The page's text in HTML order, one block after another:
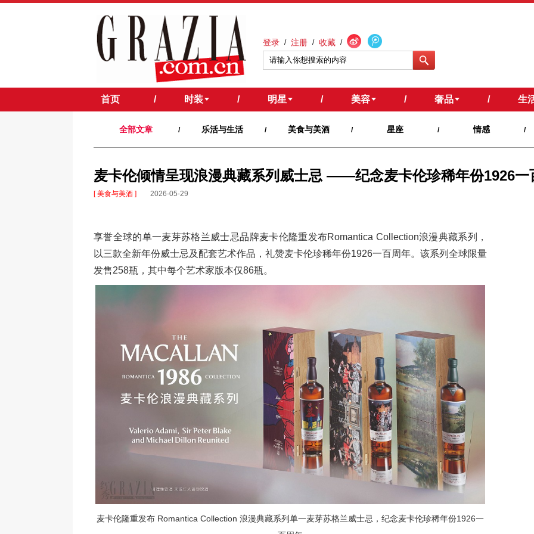
登录 / 注册 / 收藏 /
首页 / 时装 / 明星 / 美容 / 奢品 / 生
全部文章 / 乐活与生活 / 美食与美酒 / 星座 / 情感 /
麦卡伦倾情呈现浪漫典藏系列威士忌 ——纪念麦卡伦珍稀年份1926一
[ 美食与美酒 ] 2026-05-29
享誉全球的单一麦芽苏格兰威士忌品牌麦卡伦隆重发布Romantica Collection浪漫典藏系列，
以三款全新年份威士忌及配套艺术作品，礼赞麦卡伦珍稀年份1926一百周年。该系列全球限量
发售258瓶，其中每个艺术家版本仅86瓶。
麦卡伦隆重发布 Romantica Collection 浪漫典藏系列单一麦芽苏格兰威士忌，纪念麦卡伦珍稀年份1926一